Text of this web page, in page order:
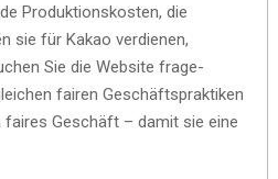
Produktionskosten, die
sie für Kakao verdienen,
Sie die Website frage-
fairen Geschäftspraktiken
faires Geschäft – damit sie eine